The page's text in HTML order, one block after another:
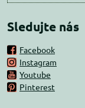
Sledujte nás
Facebook
Instagram
Youtube
Pinterest